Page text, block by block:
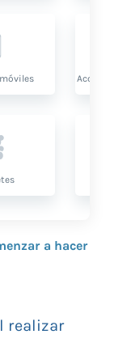
a hacer
realizar